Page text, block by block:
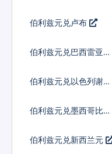
伯利兹元兑卢布
伯利兹元兑巴西雷亚尔
伯利兹元兑以色列谢克
伯利兹元兑墨西哥比索
伯利兹元兑新西兰元